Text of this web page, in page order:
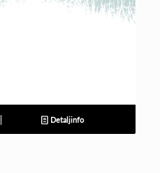
Detaljinfo